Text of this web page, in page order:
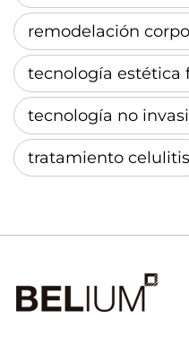
remodelación
tecnología estética
tecnología no
tratamiento celulitis